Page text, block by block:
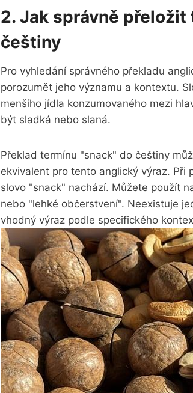
2. Jak správně
češtiny
Pro vyhledání správného překladu
porozumět jeho významu a kontextu.
menšího jídla konzumovaného mezi
být sladká nebo slaná.
Překlad termínu "snack" do češtiny
ekvivalent pro tento anglický výraz.
slovo "snack" nachází. Můžete použít
nebo "lehké občerstvení". Neexistuje
vhodný výraz podle specifického